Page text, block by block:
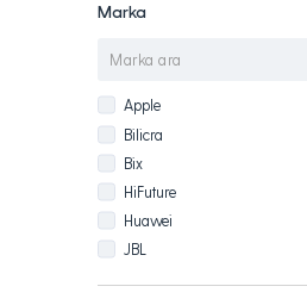
Marka
Apple
Bilicra
Bix
HiFuture
Huawei
JBL